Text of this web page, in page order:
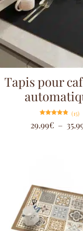
Tapis pour
4.80
sur 5
(15)
29.99€ –